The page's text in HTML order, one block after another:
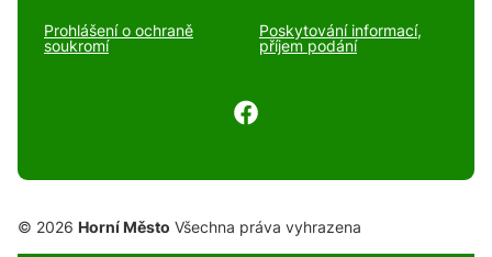
Prohlášení o ochraně
soukromí
Poskytování informací,
příjem podání
© 2026 Horní Město Všechna práva vyhrazena